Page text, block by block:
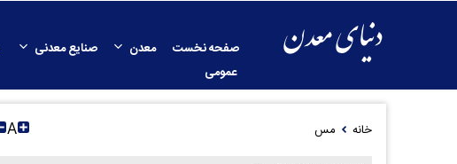
صفحه نخست معدن صنایع معدنی
عمومی
خانه مس A